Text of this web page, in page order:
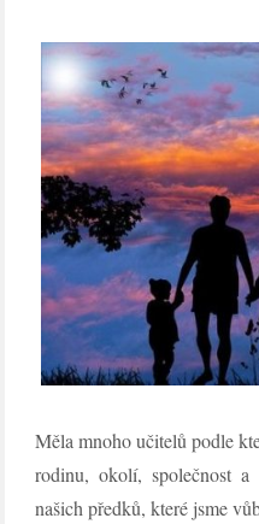
Měla mnoho učitelů podle
rodinu, okolí, společnost
našich předků, které jsme